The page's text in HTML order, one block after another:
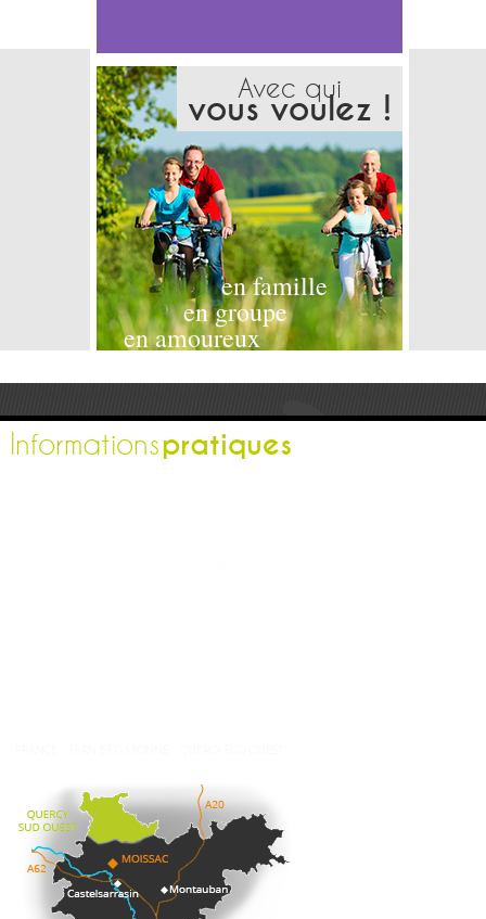
Avec qui
vous voulez !
en famille
en groupe
en amoureux
Informationspratiques